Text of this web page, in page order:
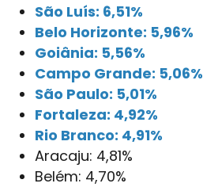
São Luís: 6,51%
Belo Horizonte: 5,96%
Goiânia: 5,56%
Campo Grande: 5,06%
São Paulo: 5,01%
Fortaleza: 4,92%
Rio Branco: 4,91%
Aracaju: 4,81%
Belém: 4,70%